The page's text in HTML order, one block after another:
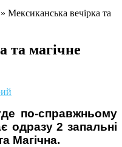
» Мексиканська вечірка та
та магічне
по-справжньому
одразу 2 запальні
Магічна.